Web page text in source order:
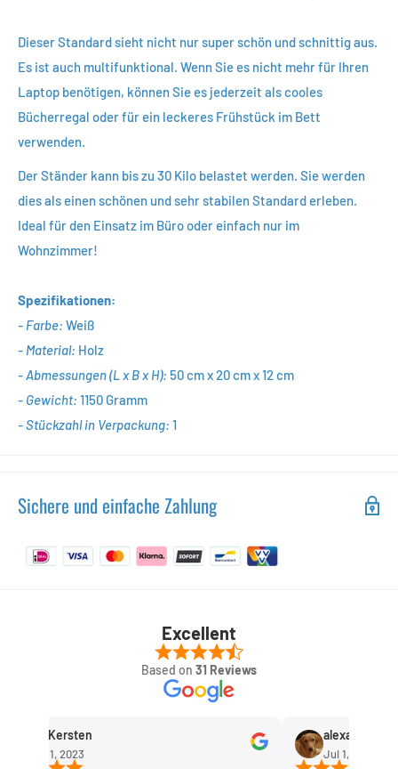
Dieser Standard sieht nicht nur super schön und schnittig aus.
Es ist auch multifunktional. Wenn Sie es nicht mehr für Ihren
Laptop benötigen, können Sie es jederzeit als cooles
Bücherregal oder für ein leckeres Frühstück im Bett
verwenden.
Der Ständer kann bis zu 30 Kilo belastet werden. Sie werden
dies als einen schönen und sehr stabilen Standard erleben.
Ideal für den Einsatz im Büro oder einfach nur im
Wohnzimmer!
Spezifikationen:
- Farbe: Weiß
- Material: Holz
- Abmessungen (L x B x H): 50cm x 20 cm x 12 cm
- Gewicht: 1150 Gramm
- Stückzahl in Verpackung: 1
Sichere und einfache Zahlung
Excellent
Based on 31 Reviews
Rob Kersten
Sep 11, 2023
alexandra
Jul 1, 2023